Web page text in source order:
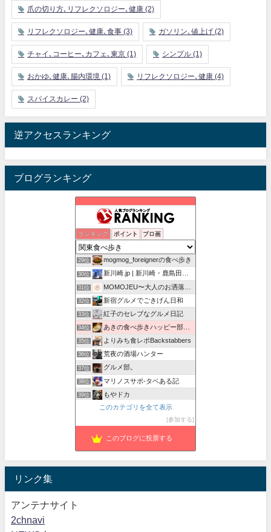
爪の切り方､リフレクソロジー､健康 (2)
リフレクソロジー､健康､食事 (3) ガソリン､値上げ (2)
チャイ､コーヒー､カフェ､東京 (1) シンプル (1)
おかゆ､健康､腸内環境 (1) リフレクソロジー､健康 (4)
スパイスカレー (2)
逆アクセスランキング
ブログランキング
ランキング ポイント ブロ画
27位 Foodie Blues：減酒逃避行
28位 ワンコイン的食べ歩き生活。
29位 mogmog_foreignerの食べ歩き
30位 新川崎.jp | 新川崎・鹿島田の地域情報配信中！
31位 MOMOJEU〜大人のお洒落な旅とグルメ。
32位 新宿グルメでごきげん日和
33位 紅子のセレブなグルメ日記
34位 あきの食べ歩きハッピー部｜東長崎・西武池袋線沿線グルメ
35位 よりみち食レポBackstabbers
36位 荒夜の酒場ハンター
37位 グルメ部。
38位 マリノスサポ-タベある記
39位 もやドカ
ホワイトさん★おきらく日記
このカテゴリを全て表示
参加する
このブログに投票する
リンク集
アンテナサイト
2chnavi